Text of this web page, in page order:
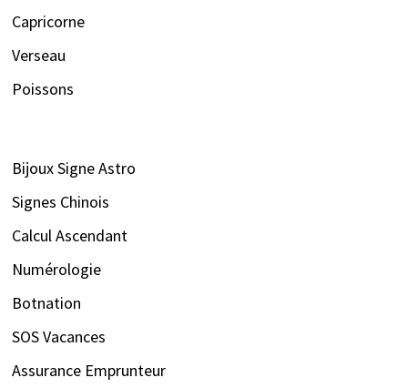
Capricorne
Verseau
Poissons
Bijoux Signe Astro
Signes Chinois
Calcul Ascendant
Numérologie
Botnation
SOS Vacances
Assurance Emprunteur